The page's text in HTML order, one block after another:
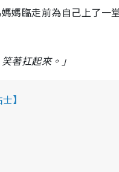
媽臨走前為自己上了一
著扛起來。」
】